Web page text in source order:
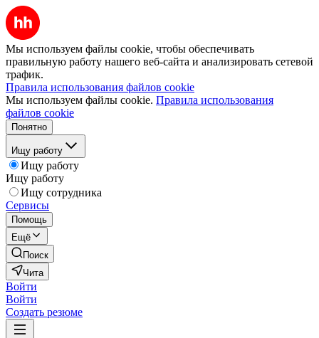
Мы используем файлы cookie, чтобы обеспечивать
правильную работу нашего веб-сайта и анализировать сетевой
трафик.
Правила использования файлов cookie
Мы используем файлы cookie. Правила использования
файлов cookie
Понятно
Ищу работу
Ищу работу
Ищу работу
Ищу сотрудника
Сервисы
Помощь
Ещё
Поиск
Чита
Войти
Войти
Создать резюме